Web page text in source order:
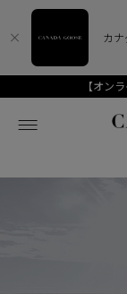
【オン
ディ
新着
新着
ベ
カナ